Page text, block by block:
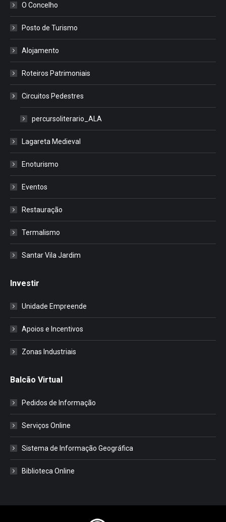
O Concelho
Posto de Turismo
Alojamento
Roteiros Patrimoniais
Circuitos Pedestres
percursoliterario_ALA
Lagareta Medieval
Enoturismo
Eventos
Restauração
Termalismo
Santar Vila Jardim
Investir
Unidade Empreende
Apoios e Incentivos
Zonas Industriais
Balcão Virtual
Pedidos de Informação
Serviços Online
Sistema de Informação Geográfica
Biblioteca Online